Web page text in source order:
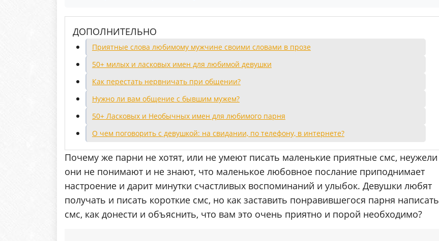
ДОПОЛНИТЕЛЬНО
Приятные слова любимому мужчине своими словами в прозе
50+ милых и ласковых имен для любимой девушки
Как перестать нервничать при общении?
Нужно ли вам общение с бывшим мужем?
50+ Ласковых и Необычных имен для любимого парня
О чем поговорить с девушкой: на свидании, по телефону, в интернете?
Почему же парни не хотят, или не умеют писать маленькие приятные смс, неужели
они не понимают и не знают, что маленькое любовное послание приподнимает
настроение и дарит минутки счастливых воспоминаний и улыбок. Девушки любят
получать и писать короткие смс, но как заставить понравившегося парня написать
смс, как донести и объяснить, что вам это очень приятно и порой необходимо?